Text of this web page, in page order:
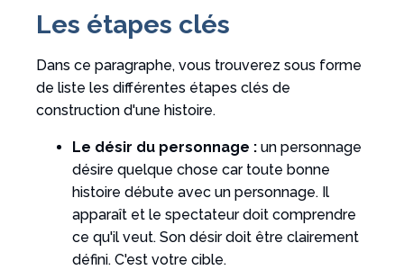
Les étapes clés
Dans ce paragraphe, vous trouverez sous forme
de liste les différentes étapes clés de
construction d'une histoire.
Le désir du personnage : un personnage
désire quelque chose car toute bonne
histoire débute avec un personnage. Il
apparaît et le spectateur doit comprendre
ce qu'il veut. Son désir doit être clairement
défini. C'est votre cible.